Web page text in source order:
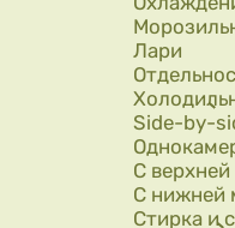
Лари
Side-by-
С
С нижней
Стирка и